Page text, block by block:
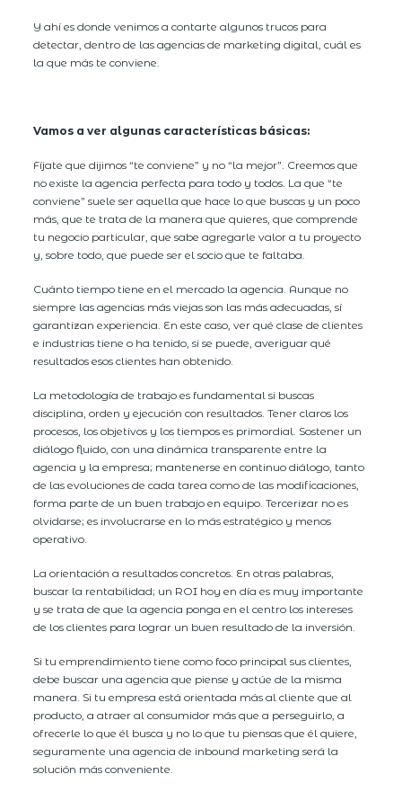
Y ahí es donde venimos a contarte algunos trucos para
detectar, dentro de las agencias de marketing digital, cuál es
la que más te conviene.
Vamos a ver algunas características básicas:
Fíjate que dijimos “te conviene” y no “la mejor”. Creemos que
no existe la agencia perfecta para todo y todos. La que “te
conviene” suele ser aquella que hace lo que buscas y un poco
más, que te trata de la manera que quieres, que comprende
tu negocio particular, que sabe agregarle valor a tu proyecto
y, sobre todo, que puede ser el socio que te faltaba.
Cuánto tiempo tiene en el mercado la agencia. Aunque no
siempre las agencias más viejas son las más adecuadas, sí
garantizan experiencia. En este caso, ver qué clase de clientes
e industrias tiene o ha tenido, si se puede, averiguar qué
resultados esos clientes han obtenido.
La metodología de trabajo es fundamental si buscas
disciplina, orden y ejecución con resultados. Tener claros los
procesos, los objetivos y los tiempos es primordial. Sostener un
diálogo fluido, con una dinámica transparente entre la
agencia y la empresa; mantenerse en continuo diálogo, tanto
de las evoluciones de cada tarea como de las modificaciones,
forma parte de un buen trabajo en equipo. Tercerizar no es
olvidarse; es involucrarse en lo más estratégico y menos
operativo.
La orientación a resultados concretos. En otras palabras,
buscar la rentabilidad; un ROI hoy en día es muy importante
y se trata de que la agencia ponga en el centro los intereses
de los clientes para lograr un buen resultado de la inversión.
Si tu emprendimiento tiene como foco principal sus clientes,
debe buscar una agencia que piense y actúe de la misma
manera. Si tu empresa está orientada más al cliente que al
producto, a atraer al consumidor más que a perseguirlo, a
ofrecerle lo que él busca y no lo que tu piensas que él quiere,
seguramente una agencia de inbound marketing será la
solución más conveniente.